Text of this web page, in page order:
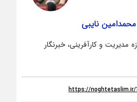
محمدامین نایبی
مدیریت و کارآفرینی، خبرنگار
https://noghtetaslim.ir/